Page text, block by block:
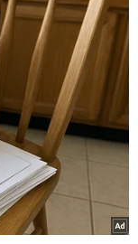
cải thiện
Nhật Bản
Boo-kyum bày
hai nước,